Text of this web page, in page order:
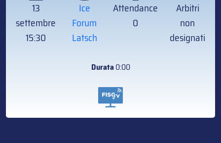
13
settembre
15:30
Ice
Forum
Latsch
Attendance
0
Arbitri
non
designati
Durata0:00